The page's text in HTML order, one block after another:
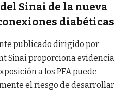
Sinai de la nueva
diabéticas
publicado dirigido por
Sinai proporciona evidencia
a los PFA puede
el riesgo de desarrollar